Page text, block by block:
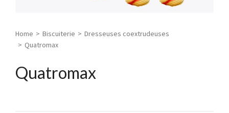
Home > Biscuiterie > Dresseuses coextrudeuses
> Quatromax
Quatromax